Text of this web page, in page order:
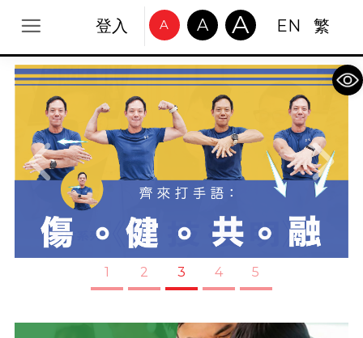
登入 A A A EN 繁
1 2 3 4 5
Previous Next